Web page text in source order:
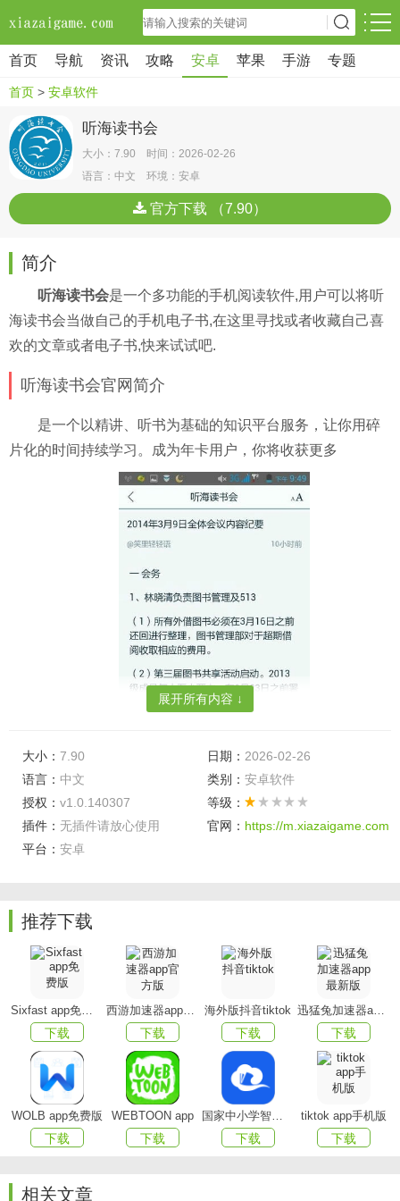
首页 导航 资讯 攻略 安卓 苹果 手游 专题
首页 > 安卓软件
听海读书会
大小：7.90 时间：2026-02-26
语言：中文 环境：安卓
官方下载 （7.90）
简介
听海读书会是一个多功能的手机阅读软件,用户可以将听
海读书会当做自己的手机电子书,在这里寻找或者收藏自己喜
欢的文章或者电子书,快来试试吧.
听海读书会官网简介
是一个以精讲、听书为基础的知识平台服务，让你用碎
片化的时间持续学习。成为年卡用户，你将收获更多
听海读书会app亮点
2、介绍听海读书会的读书交流活动
3、发表文章及其它作品或观点
4、欢迎外来投稿
听海读书会软件特色
我的,专属定制,全面提升读书体验
首页,布局优化,痛快你的眼睛
打卡,功能完善,更懂你的读书app
展开所有内容 ↓
大小： 7.90 日期： 2026-02-26
语言： 中文 类别： 安卓软件
授权： v1.0.140307
等级：
插件： 无插件请放心使用 官网： https://m.xiazaigame.com
平台： 安卓
推荐下载
Sixfast app免费版
下载
西游加速器app官方版
下载
海外版抖音tiktok
下载
迅猛兔加速器app最新版
下载
WOLB app免费版
下载
WEBTOON app
下载
国家中小学智慧教育平台app(智慧中小学)
下载
tiktok app手机版
下载
相关文章